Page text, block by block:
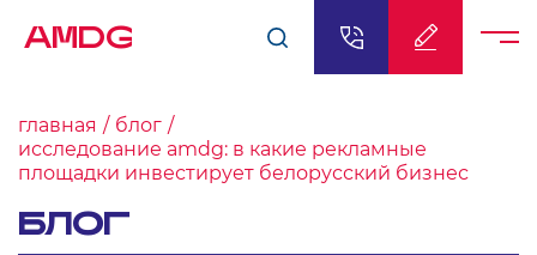
AMDG
главная
блог
исследование amdg: в какие рекламные
площадки инвестирует белорусский бизнес
БЛОГ